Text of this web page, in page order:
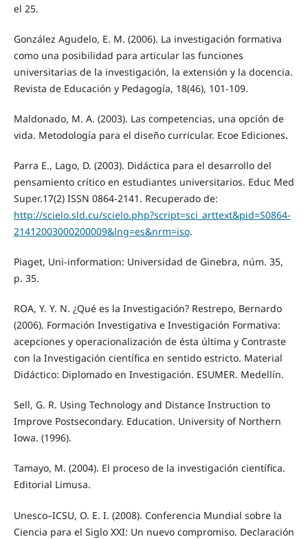
el 25.
González Agudelo, E. M. (2006). La investigación formativa
como una posibilidad para articular las funciones
universitarias de la investigación, la extensión y la docencia.
Revista de Educación y Pedagogía, 18(46), 101-109.
Maldonado, M. A. (2003). Las competencias, una opción de
vida. Metodología para el diseño curricular. Ecoe Ediciones.
Parra E., Lago, D. (2003). Didáctica para el desarrollo del
pensamiento crítico en estudiantes universitarios. Educ Med
Super.17(2) ISSN 0864-2141. Recuperado de:
http://scielo.sld.cu/scielo.php?script=sci_arttext&pid=S0864-
21412003000200009&lng=es&nrm=iso.
Piaget, Uni-information: Universidad de Ginebra, núm. 35,
p. 35.
ROA, Y. Y. N. ¿Qué es la Investigación? Restrepo, Bernardo
(2006). Formación Investigativa e Investigación Formativa:
acepciones y operacionalización de ésta última y Contraste
con la Investigación científica en sentido estricto. Material
Didáctico: Diplomado en Investigación. ESUMER. Medellín.
Sell, G. R. Using Technology and Distance Instruction to
Improve Postsecondary. Education. University of Northern
Iowa. (1996).
Tamayo, M. (2004). El proceso de la investigación científica.
Editorial Limusa.
Unesco–ICSU, O. E. I. (2008). Conferencia Mundial sobre la
Ciencia para el Siglo XXI: Un nuevo compromiso. Declaración